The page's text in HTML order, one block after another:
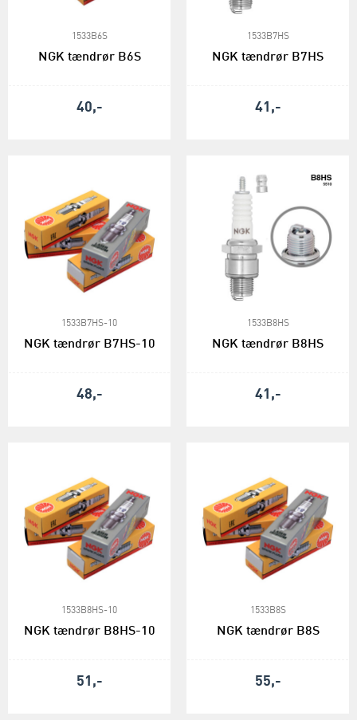
1533B6S
NGK tændrør B6S
40,-
1533B7HS
NGK tændrør B7HS
41,-
1533B7HS-10
NGK tændrør B7HS-10
48,-
1533B8HS
NGK tændrør B8HS
41,-
1533B8HS-10
NGK tændrør B8HS-10
51,-
1533B8S
NGK tændrør B8S
55,-